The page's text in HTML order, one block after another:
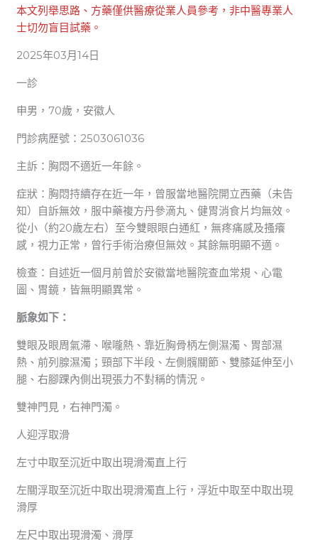
本文列舉思路、方藥僅供醫療從業人員參考，非中醫專業人
士切勿盲目試藥。
2025年03月14日
一診
申男，70歲，安徽人
門診病歷號：2503061036
主訴：胸悶不適近一年餘。
症狀：胸悶持續存在近一年，曾服當地醫院開立西藥（未告
知）自訴無效，服中藥複方丹參滴丸、健胃消食片均無效。
從小（約20歲左右）至今雙眼眼白通紅，無疼痛感及搔癢
感，視力正常，曾行手術治療但無效。其餘無明顯不適。
檢查：自述近一個月前曾於安徽當地醫院查血常規、心電
圖、胃鏡，皆無明顯異常。
脈象如下：
雙眼及眼周氣滯、喉嚨熱、靠近胸骨柄左側濕濁、胃部濕
熱、前列腺濕濁；頸部下半段、左側髖關節、雙膝延伸至小
腿、右腳踝內側出現張力不對稱的情況。
雙神門見，右神門濁。
人迎浮取滑
左寸中取至沉近中取出現滑濁直上行
左關浮取至沉近中取出現滑濁直上行，浮近中取至中取出現
滑厚
左尺中取出現滑濁、滑厚